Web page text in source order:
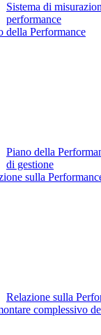
Sistema di
performance
della Performance
Piano della
di gestione
sulla
Relazione sulla
complessivo